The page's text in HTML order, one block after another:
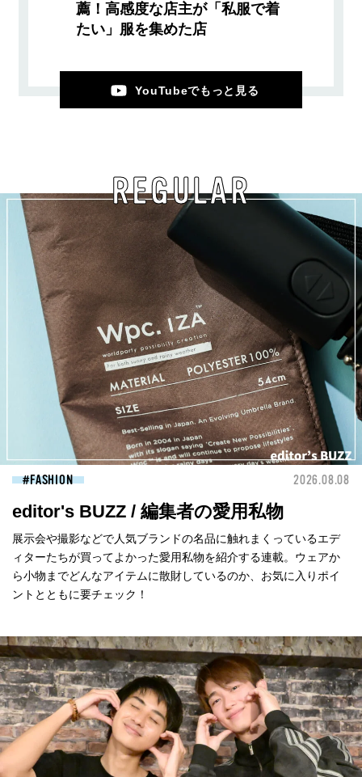
薦！高感度な店主が「私服で着
たい」服を集めた店
YouTubeでもっと見る
REGULAR
FASHION 2026.08.08
editor's BUZZ / 編集者の愛用私物
展示会や撮影などで人気ブランドの名品に触れまくっているエデ
ィターたちが買ってよかった愛用私物を紹介する連載。ウェアか
ら小物までどんなアイテムに散財しているのか、お気に入りポイ
ントとともに要チェック！